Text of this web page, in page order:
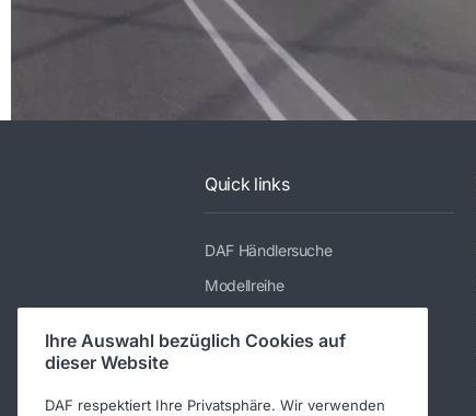
Quick links
DAF Händlersuche
Modellreihe
Presse und Downloads
Ihre Auswahl bezüglich Cookies auf
dieser Website
DAF respektiert Ihre Privatsphäre. Wir verwenden